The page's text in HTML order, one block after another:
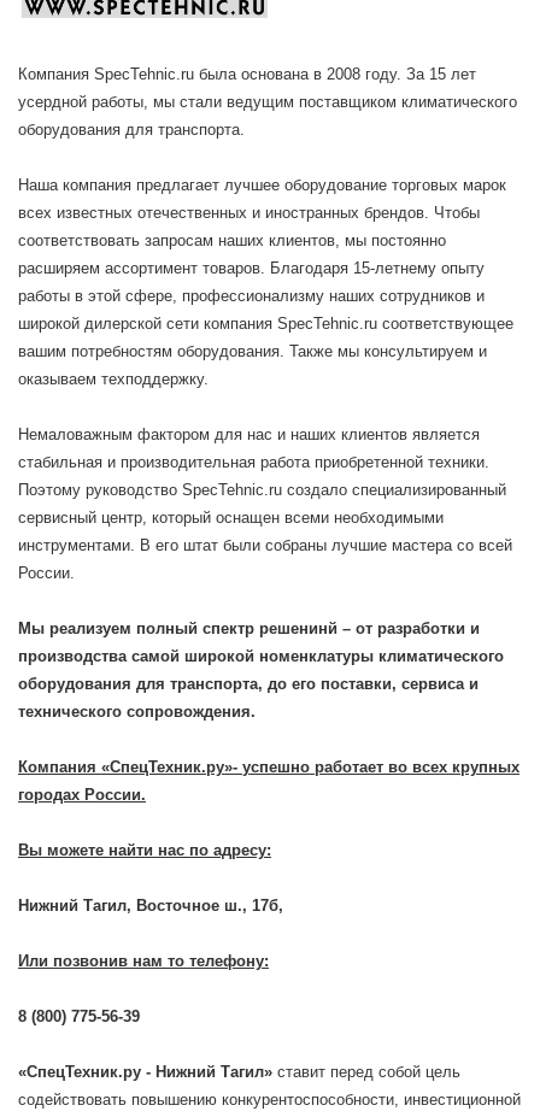
Компания SpecTehnic.ru была основана в 2008 году. За 15 лет
усердной работы, мы стали ведущим поставщиком климатического
оборудования для транспорта.
Наша компания предлагает лучшее оборудование торговых марок
всех известных отечественных и иностранных брендов. Чтобы
соответствовать запросам наших клиентов, мы постоянно
расширяем ассортимент товаров. Благодаря 15-летнему опыту
работы в этой сфере, профессионализму наших сотрудников и
широкой дилерской сети компания SpecTehnic.ru соответствующее
вашим потребностям оборудования. Также мы консультируем и
оказываем техподдержку.
Немаловажным фактором для нас и наших клиентов является
стабильная и производительная работа приобретенной техники.
Поэтому руководство SpecTehnic.ru создало специализированный
сервисный центр, который оснащен всеми необходимыми
инструментами. В его штат были собраны лучшие мастера со всей
России.
Мы реализуем полный спектр решенинй – от разработки и
производства самой широкой номенклатуры климатического
оборудования для транспорта, до его поставки, сервиса и
технического сопровождения.
Компания «СпецТехник.ру»- успешно работает во всех крупных
городах России.
Вы можете найти нас по адресу:
Нижний Тагил, Восточное ш., 17б,
Или позвонив нам то телефону:
8 (800) 775-56-39
«СпецТехник.ру - Нижний Тагил» ставит перед собой цель
содействовать повышению конкурентоспособности, инвестиционной